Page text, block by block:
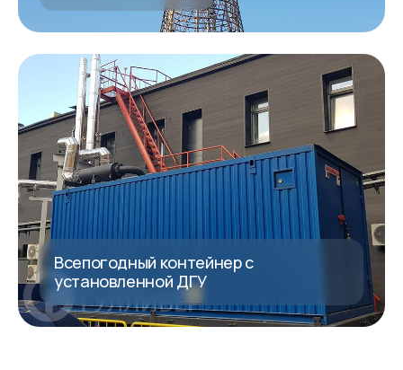
Всепогодный контейнер с
установленной ДГУ